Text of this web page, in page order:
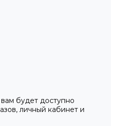
будет доступно
личный кабинет и